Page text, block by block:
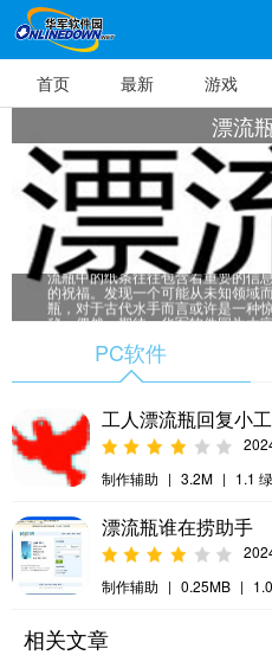
首页 最新 游戏
漂流
漂流瓶·许愿瓶 中世纪，漂流
广阔大海进行交流的有限手段之一
流瓶中的纸条往往包含着重要的信
的祝福。发现一个可能从未知领域
瓶，对于古代水手而言或许是一种
秘、偶然、期待。华军软件园为大
可以帮助到大家，赶紧看看吧。
PC软件
工人漂流瓶回复小
制作辅助 | 3.2M | 1.1
漂流瓶谁在捞助手
制作辅助 | 0.25MB | 1.0
相关文章